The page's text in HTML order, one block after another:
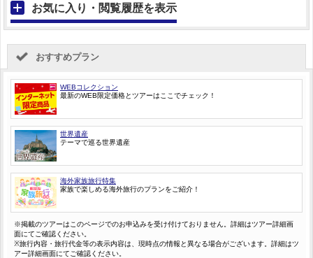
お気に入り・閲覧履歴を表示
おすすめプラン
WEBコレクション
最新のWEB限定価格とツアーはここでチェック！
世界遺産
テーマで巡る世界遺産
海外家族旅行特集
家族で楽しめる海外旅行のプランをご紹介！
※掲載のツアーはこのページでのお申込みを受け付けておりません。詳細はツアー詳細画
面にてご確認ください。
※旅行内容・旅行代金等の表示内容は、現時点の情報と異なる場合がございます。詳細はツ
アー詳細画面にてご確認ください。